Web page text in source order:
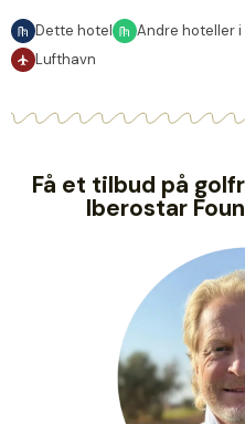
Dette hotel Andre hoteller
Lufthavn
Få et tilbud på
Iberostar